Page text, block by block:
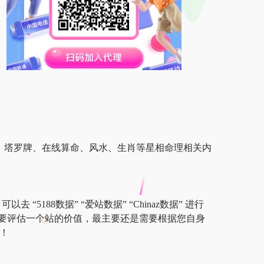
罗牌、在线算命、风水、生肖等星相命理相关内
去 “5188数据” “爱站数据” “Chinaz数据” 进行
评估一个站的价值，最主要还是需要根据您自身